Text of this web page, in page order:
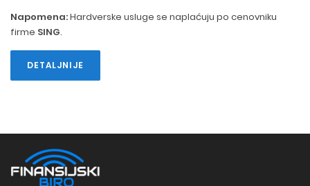
Napomena:Hardverske usluge se naplaćuju po cenovniku
firme SING.
DETALJNIJE